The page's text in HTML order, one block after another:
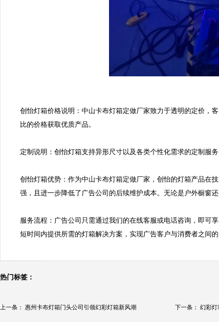
创怡灯箱价格说明：中山卡布灯箱定做厂家致力于透明的定价，
比的价格获取优质产品。
定制说明：创怡灯箱支持异形尺寸以及各类个性化需求的定制服
创怡灯箱优势：作为中山卡布灯箱定做厂家，创怡的灯箱产品在
强，且进一步降低了广告公司的后续维护成本。无论是户外橱窗
服务流程：广告公司只需通过我们的在线客服或电话咨询，即可
短时间内提供所需的灯箱解决方案，实现广告客户与消费者之间
热门标签：
上一条： 惠州卡布灯箱门头公司引领幻彩灯箱新风潮 下一条： 幻彩灯